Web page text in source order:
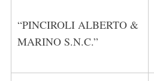
“PINCIROLI ALBERTO &
MARINO S.N.C.”